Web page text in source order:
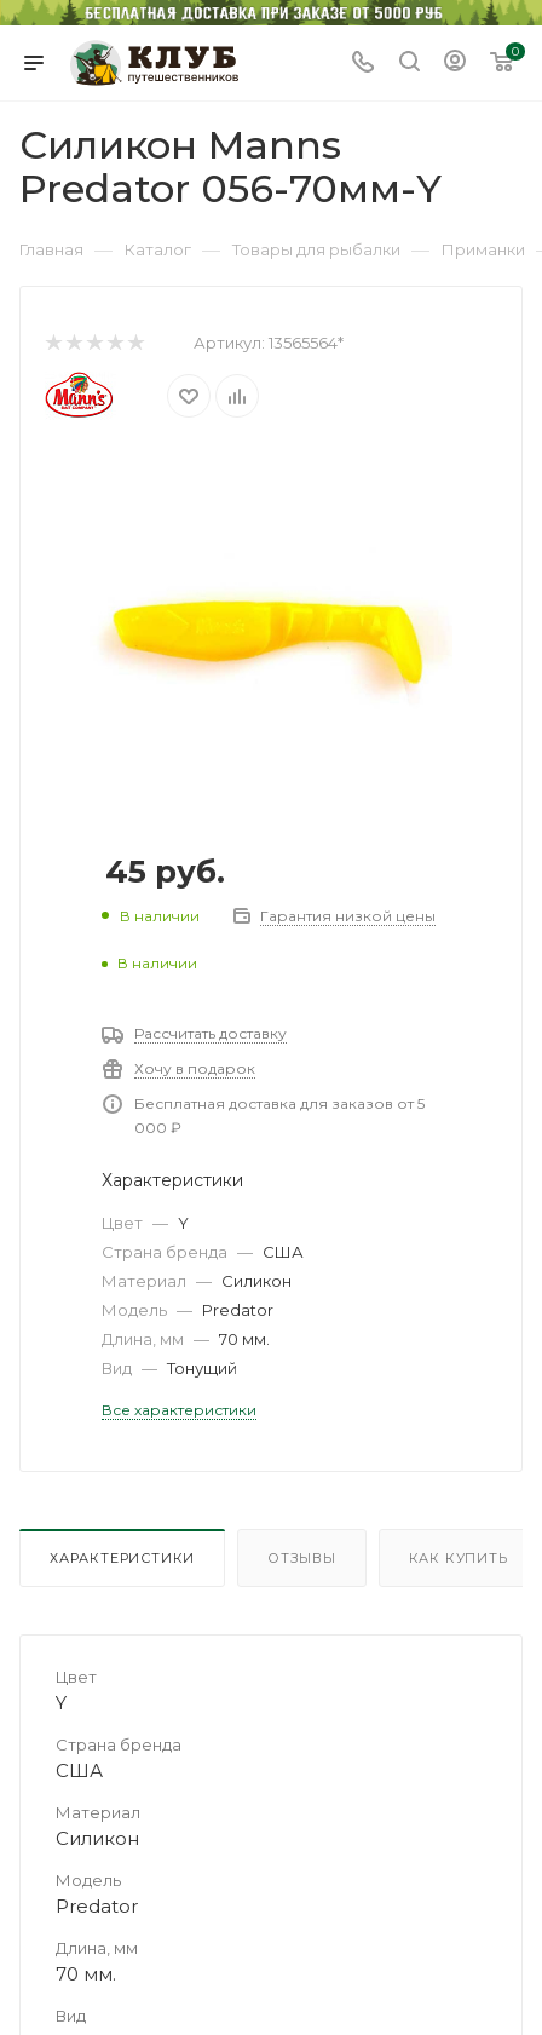
0
Силикон Manns
Predator 056-70мм-Y
Главная — Каталог — Товары для рыбалки — Приманки
Артикул: 13565564*
45 руб.
В наличии Гарантия низкой цены
В наличии
Рассчитать доставку
Хочу в подарок
Бесплатная доставка для заказов от 5
000 ₽
Характеристики
Цвет — Y
Страна бренда — США
Материал — Силикон
Модель — Predator
Длина, мм — 70 мм.
Вид — Тонущий
Все характеристики
ХАРАКТЕРИСТИКИ ОТЗЫВЫ КАК КУПИТЬ
Цвет
Y
Страна бренда
США
Материал
Силикон
Модель
Predator
Длина, мм
70 мм.
Вид